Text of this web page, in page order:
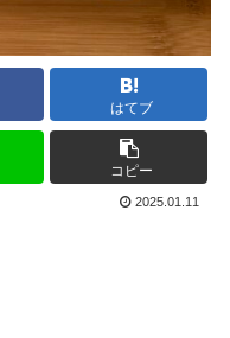
はてブ
コピー
2025.01.11